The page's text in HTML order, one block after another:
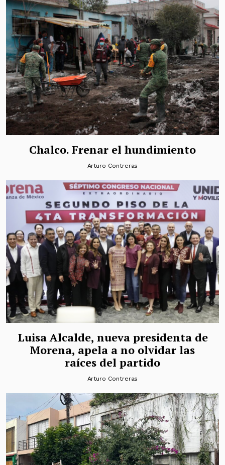
Chalco. Frenar el hundimiento
Arturo Contreras
Luisa Alcalde, nueva presidenta de
Morena, apela a no olvidar las
raíces del partido
Arturo Contreras